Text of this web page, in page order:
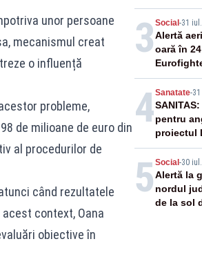
unor persoane
mecanismul creat
o influență
probleme,
de milioane de euro din
al procedurilor de
când rezultatele
context, Oana
obiective în
3 Social -31
Alertă
oară în
la sol
4Sanatate-31
pentru
proiectul
5 Social -30
Alertă la
nordul
de la sol